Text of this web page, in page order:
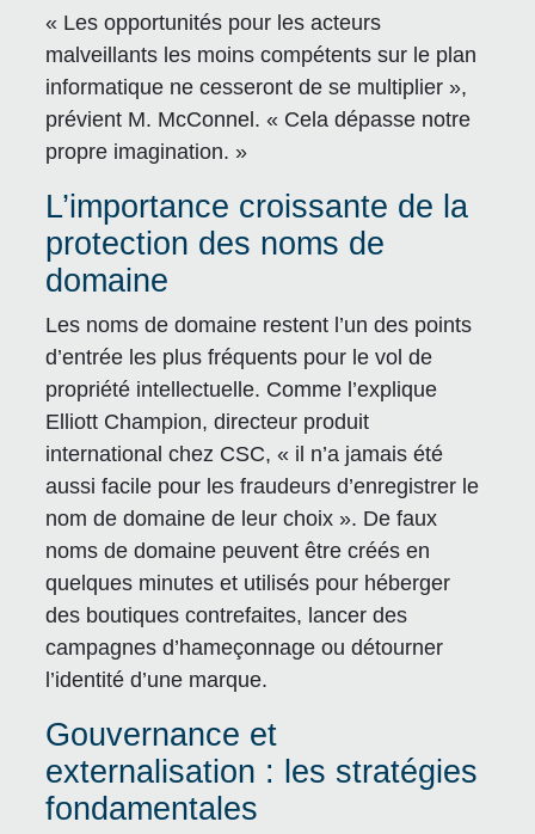
« Les opportunités pour les acteurs
malveillants les moins compétents sur le plan
informatique ne cesseront de se multiplier »,
prévient M. McConnel. « Cela dépasse notre
propre imagination. »
L’importance croissante de la
protection des noms de
domaine
Les noms de domaine restent l’un des points
d’entrée les plus fréquents pour le vol de
propriété intellectuelle. Comme l’explique
Elliott Champion, directeur produit
international chez CSC, « il n’a jamais été
aussi facile pour les fraudeurs d’enregistrer le
nom de domaine de leur choix ». De faux
noms de domaine peuvent être créés en
quelques minutes et utilisés pour héberger
des boutiques contrefaites, lancer des
campagnes d’hameçonnage ou détourner
l’identité d’une marque.
Gouvernance et
externalisation : les stratégies
fondamentales